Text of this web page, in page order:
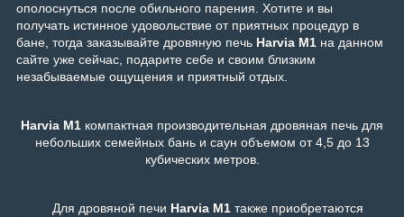
ополоснуться после обильного парения. Хотите и вы
получать истинное удовольствие от приятных процедур в
бане, тогда заказывайте дровяную печь Harvia M1 на данном
сайте уже сейчас, подарите себе и своим близким
незабываемые ощущения и приятный отдых.
Harvia M1 компактная производительная дровяная печь для
небольших семейных бань и саун объемом от 4,5 до 13
кубических метров.
Для дровяной печи Harvia M1 также приобретаются